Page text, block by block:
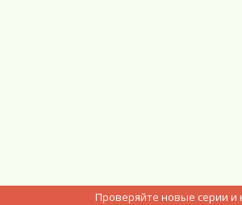
Проверяйте новые серии и